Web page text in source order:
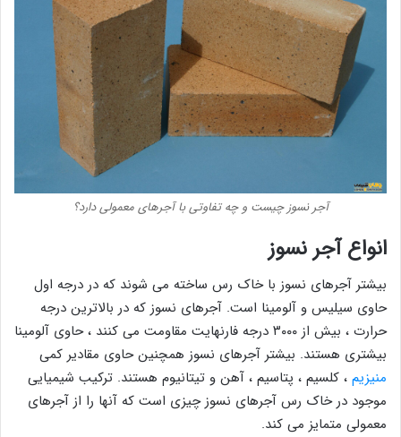
آجر نسوز چیست و چه تفاوتی با آجرهای معمولی دارد؟
انواع آجر نسوز
بیشتر آجرهای نسوز با خاک رس ساخته می شوند که در درجه اول
حاوی سیلیس و آلومینا است. آجرهای نسوز که در بالاترین درجه
حرارت ، بیش از ۳۰۰۰ درجه فارنهایت مقاومت می کنند ، حاوی آلومینا
بیشتری هستند. بیشتر آجرهای نسوز همچنین حاوی مقادیر کمی
منیزیم ، کلسیم ، پتاسیم ، آهن و تیتانیوم هستند. ترکیب شیمیایی
موجود در خاک رس آجرهای نسوز چیزی است که آنها را از آجرهای
معمولی متمایز می کند.